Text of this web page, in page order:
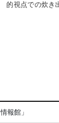
的視点での炊き
報館」